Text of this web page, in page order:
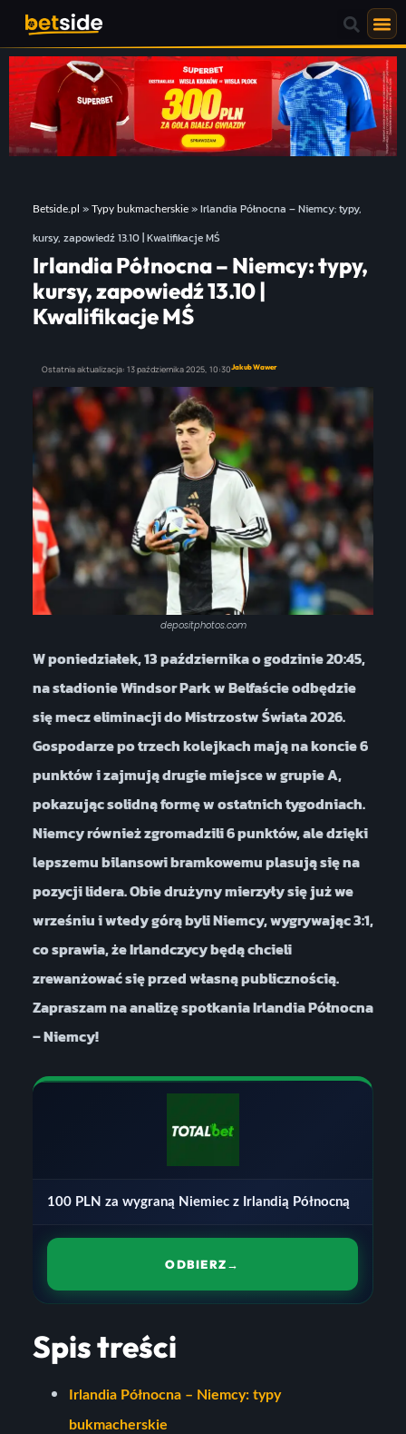
Betside.pl » Typy bukmacherskie»Irlandia Północna – Niemcy: typy,
kursy, zapowiedź 13.10 | Kwalifikacje MŚ
Irlandia Północna – Niemcy: typy,
kursy, zapowiedź 13.10 |
Kwalifikacje MŚ
Ostatnia aktualizacja: 13 października 2025, 10:30Jakub Wawer
depositphotos.com
W poniedziałek, 13 października o godzinie 20:45,
na stadionie Windsor Park w Belfaście odbędzie
się mecz eliminacji do Mistrzostw Świata 2026.
Gospodarze po trzech kolejkach mają na koncie 6
punktów i zajmują drugie miejsce w grupie A,
pokazując solidną formę w ostatnich tygodniach.
Niemcy również zgromadzili 6 punktów, ale dzięki
lepszemu bilansowi bramkowemu plasują się na
pozycji lidera. Obie drużyny mierzyły się już we
wrześniu i wtedy górą byli Niemcy, wygrywając 3:1,
co sprawia, że Irlandczycy będą chcieli
zrewanżować się przed własną publicznością.
Zapraszam na analizę spotkania Irlandia Północna
– Niemcy!
100 PLN za wygraną Niemiec z Irlandią Północną
ODBIERZ→
Spis treści
Irlandia Północna – Niemcy: typy
bukmacherskie